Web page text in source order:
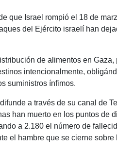
que Israel rompió el 18 de
del Ejército israelí han
de alimentos en Gaza,
intencionalmente,
suministros ínfimos.
a través de su canal de
han muerto en los puntos de
a 2.180 el número de
el hambre que se cierne sobre